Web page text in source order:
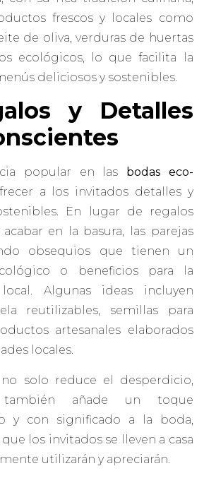
frescos y locales como
de oliva, verduras de huertas
ecológicos, lo que facilita la
deliciosos y sostenibles.
y Detalles
popular en las bodas eco-
a los invitados detalles y
En lugar de regalos
en la basura, las parejas
obsequios que tienen un
o beneficios para la
Algunas ideas incluyen
reutilizables, semillas para
artesanales elaborados
locales.
solo reduce el desperdicio,
añade un toque
y con significado a la boda,
los invitados se lleven a casa
utilizarán y apreciarán.